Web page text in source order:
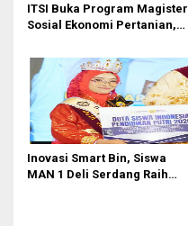
ITSI Buka Program Magister
Sosial Ekonomi Pertanian,
Masa Depan Agribisnis
Indonesia
Inovasi Smart Bin, Siswa
MAN 1 Deli Serdang Raih